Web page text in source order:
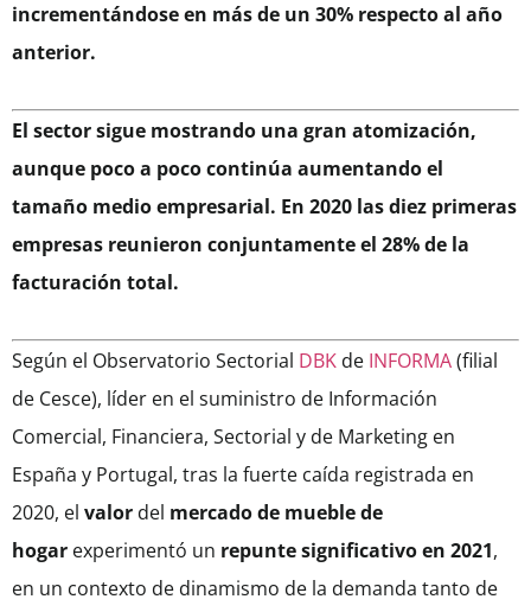
incrementándose en más de un 30% respecto al año
anterior.
El sector sigue mostrando una gran atomización,
aunque poco a poco continúa aumentando el
tamaño medio empresarial. En 2020 las diez primeras
empresas reunieron conjuntamente el 28% de la
facturación total.
Según el Observatorio Sectorial DBK de INFORMA(filial
de Cesce), líder en el suministro de Información
Comercial, Financiera, Sectorial y de Marketing en
España y Portugal, tras la fuerte caída registrada en
2020, el valor del mercado de mueble de
hogar experimentó un repunte significativo en 2021,
en un contexto de dinamismo de la demanda tanto de